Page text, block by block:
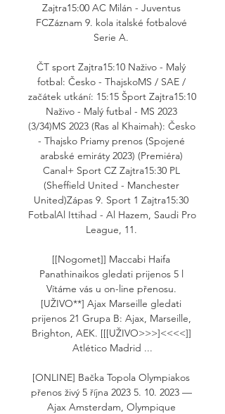
Zajtra15:00 AC Milán - Juventus
FCZáznam 9. kola italské fotbalové
Serie A.
ČT sport Zajtra15:10 Naživo - Malý
fotbal: Česko - ThajskoMS / SAE /
začátek utkání: 15:15 Šport Zajtra15:10
Naživo - Malý futbal - MS 2023
(3/34)MS 2023 (Ras al Khaimah): Česko
- Thajsko Priamy prenos (Spojené
arabské emiráty 2023) (Premiéra)
Canal+ Sport CZ Zajtra15:30 PL
(Sheffield United - Manchester
United)Zápas 9. Sport 1 Zajtra15:30
FotbalAl Ittihad - Al Hazem, Saudi Pro
League, 11.
[[Nogomet]] Maccabi Haifa
Panathinaikos gledati prijenos 5 l
Vítáme vás u on-line přenosu.
[UŽIVO**] Ajax Marseille gledati
prijenos 21 Grupa B: Ajax, Marseille,
Brighton, AEK. [[[UŽIVO>>>]<<<<]]
Atlético Madrid ...
[ONLINE] Bačka Topola Olympiakos
přenos živý 5 října 2023 5. 10. 2023 —
Ajax Amsterdam, Olympique